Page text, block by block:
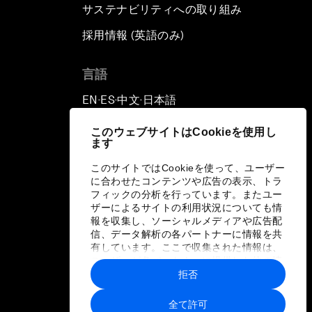
このウェブサイトはCookieを使用し
ます
このサイトではCookieを使って、ユーザー
に合わせたコンテンツや広告の表示、トラ
フィックの分析を行っています。またユー
ザーによるサイトの利用状況についても情
報を収集し、ソーシャルメディアや広告配
信、データ解析の各パートナーに情報を共
有しています。ここで収集された情報は、
ユーザーが各パートナーに提供した他の情
報や各パートナーのサービスを使用した際
に収集された情報と組み合わされ、各パー
トナーによって使用されることがありま
全て許可
拒否
サステナビリティへの取り組み
採用情報 (英語のみ)
言語
EN ▪ ES▪中文▪ 日本語